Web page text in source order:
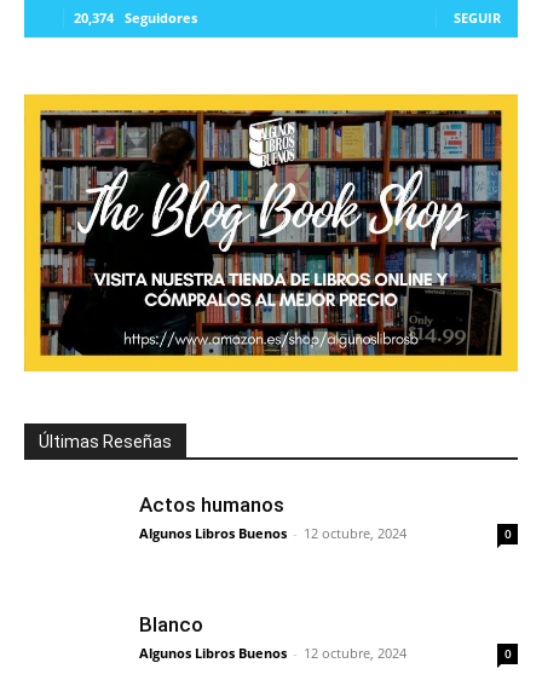
20,374 Seguidores SEGUIR
Últimas Reseñas
Actos humanos
Algunos Libros Buenos - 12 octubre, 2024 0
Blanco
Algunos Libros Buenos - 12 octubre, 2024 0